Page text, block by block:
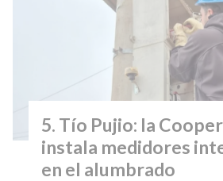
Tío Pujio: la
instala medidores
en el alumbrado